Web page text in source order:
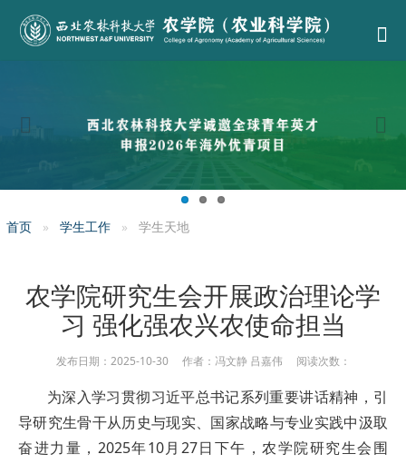
首页 学生工作 学生天地
农学院研究生会开展政治理论学
习 强化强农兴农使命担当
发布日期：2025-10-30 作者：冯文静 吕嘉伟 阅读次数：
为深入学习贯彻习近平总书记系列重要讲话精神，引
导研究生骨干从历史与现实、国家战略与专业实践中汲取
奋进力量，2025年10月27日下午，农学院研究生会围